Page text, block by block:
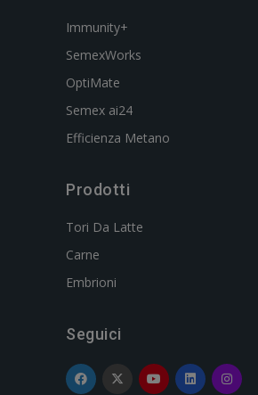
Immunity+
SemexWorks
OptiMate
Semex ai24
Efficienza Metano
Prodotti
Tori Da Latte
Carne
Embrioni
Seguici